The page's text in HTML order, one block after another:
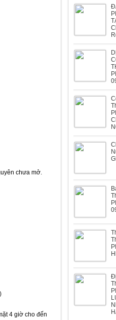
chưa mở.
4 giờ cho đến
Biệt thự Ông
Biệt thự Bà
Biệt thự Ông
Nhà máy